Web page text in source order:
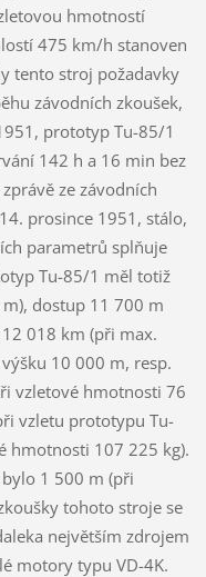
hmotností
475 km/h stanoven
tento stroj požadavky
závodních zkoušek,
prototyp Tu-85/1
142 h a 16 min bez
ze závodních
prosince 1951, stálo,
parametrů splňuje
Tu-85/1 měl totiž
dostup 11 700 m
018 km (při max.
10 000 m, resp.
vzletové hmotnosti 76
vzletu prototypu Tu-
hmotnosti 107 225 kg).
1 500 m (při
tohoto stroje se
největším zdrojem
motory typu VD-4K.